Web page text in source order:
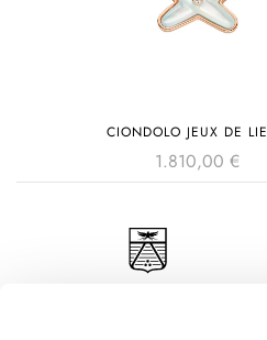
CIONDOLO JEUX DE
1.810,00 €